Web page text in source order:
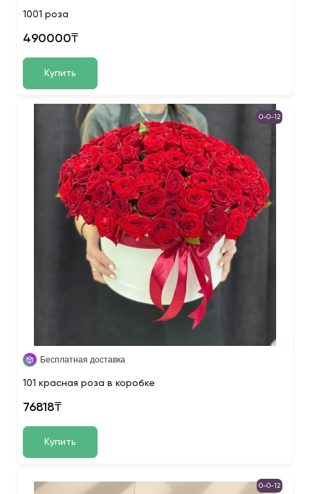
1001 роза
490000₸
Купить
0-0-12
Бесплатная доставка
101 красная роза в коробке
76818₸
Купить
0-0-12